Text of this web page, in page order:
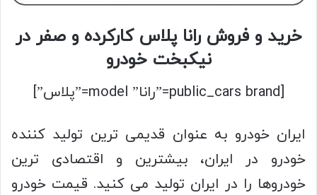
خرید و فروش رانا پلاس کارکرده و صفر در
نیکبخت خودرو
[public_cars brand=”رانا” model=”پلاس”]
ایران خودرو به عنوان قدیمی ترین تولید کننده
خودرو در ایران، بیشترین و اقتصادی ترین
خودروها را در ایران تولید می کنید. قیمت خودرو